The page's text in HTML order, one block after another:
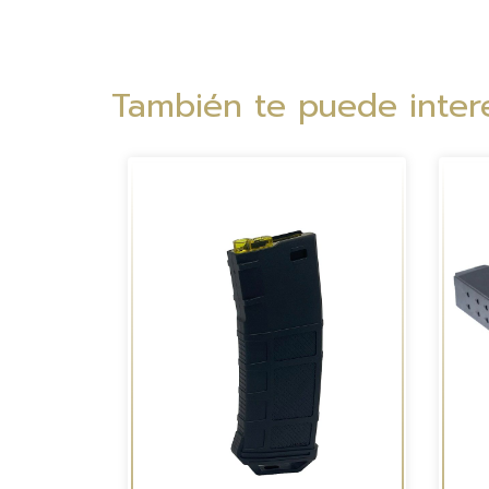
También te puede